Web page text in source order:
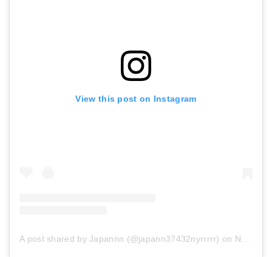
View this post on Instagram
A post shared by Japannn (@japann37432nyrrrrr) on Nov 26, 2018 at 2:01pm PST